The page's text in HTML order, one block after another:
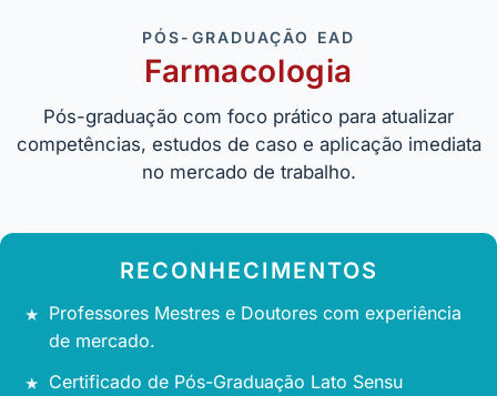
PÓS-GRADUAÇÃO EAD
Farmacologia
Pós-graduação com foco prático para atualizar
competências, estudos de caso e aplicação imediata
no mercado de trabalho.
RECONHECIMENTOS
Professores Mestres e Doutores com experiência
de mercado.
Certificado de Pós-Graduação Lato Sensu